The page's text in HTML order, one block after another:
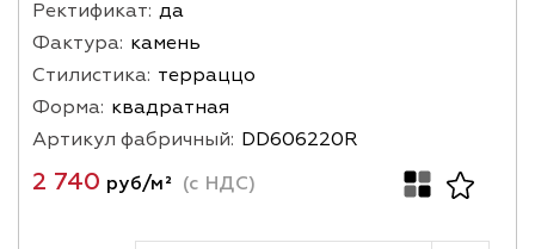
Ректификат: да
Фактура: камень
Стилистика: терраццо
Форма: квадратная
Артикул фабричный: DD606220R
2 740 руб/м² (с НДС)